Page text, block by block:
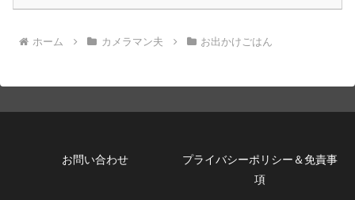
ホーム カメラマン夫 お出かけごはん
お問い合わせ
プライバシーポリシー＆免責事
項